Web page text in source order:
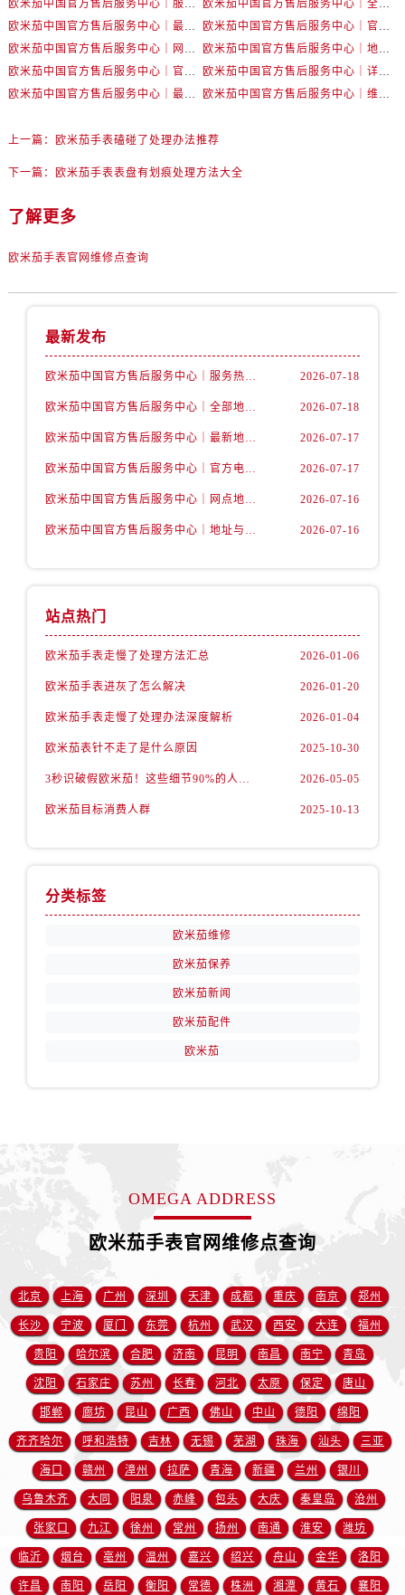
辽宁省丹东市振兴区七经街售后服务中心（需提前预约）
辽宁省抚顺市新抚区东一路售后服务中心（需提前预约）
辽宁省阜新市海州区解放大街售后服务中心（需提前预约）
北京市东城区东长安街1号王府井东方广场W3座6层602室售后服务中心（需提前预约）
内蒙古自治区包头市青山区幸福路甲3号王府井百货名表维修售后服务中心（需提前预约）
内蒙古自治区锡林郭勒盟市锡林浩特市光明街与额尔敦路交叉口售后服务中心（需提前预约）
山西省长治市潞州区英雄中路售后服务中心（需提前预约）
天津市和平区赤峰道136号天津国际金融中心26层2603室售后服务中心（需提前预约）
安徽省宣城市宣州区叠嶂西路售后服务中心（需提前预约）
福建省龙岩市新罗区九一南路售后服务中心（需提前预约）
福建省南平市建阳区人民西路售后服务中心（需提前预约）
福建省宁德市蕉城区天湖东路售后服务中心（需提前预约）
福建省莆田市城厢区霞林街道荔华东大道售后服务中心（需提前预约）
福建省三明市三元区东乾二路售后服务中心（需提前预约）
福建省漳州市龙文区步港路售后服务中心（需提前预约）
江苏省常州市新北区龙锦路1590号现代传媒中心5号楼10层1008室售后服务中心（需提前预约）
江苏省淮安市清江浦区淮海北路售后服务中心（需提前预约）
江苏省连云港市海州区通灌北路售后服务中心（需提前预约）
江苏省南京市秦淮区中山南路1号南京中心22层22-C1-C3室售后服务中心（需提前预约）
江苏省宿迁市宿城区西湖路售后服务中心（需提前预约）
欧米茄中国官方售后服务中心｜服务热线及详细地址权威信息公告（2026年7月最新）
欧米茄中国官方售后服务中心｜全部地址与售后电话权威信息声明（2026年7月最新）
欧米茄中国官方售后服务中心｜最新地址及官方服务热线权威信息公告（2026年7月最新）
欧米茄中国官方售后服务中心｜官方电话和维修地址权威信息公告（2026年7月最新）
欧米茄中国官方售后服务中心｜网点地址和官方热线权威信息通知（2026年7月最新）
欧米茄中国官方售后服务中心｜地址与24小时服务电话权威信息公告（2026年7月最新）
欧米茄中国官方售后服务中心｜官方地址与售后电话权威信息公告（2026年7月最新）
欧米茄中国官方售后服务中心｜详细地址与官方电话权威信息通告（2026年7月最新）
欧米茄中国官方售后服务中心｜最新热线电话与地址权威信息公告（2026年7月最新）
欧米茄中国官方售后服务中心｜维修地址与售后服务电话权威信息声明（2026年7月最新）
上一篇： 欧米茄手表磕碰了处理办法推荐
下一篇： 欧米茄手表表盘有划痕处理方法大全
了解更多
欧米茄手表官网维修点查询
最新发布
欧米茄中国官方售后服务中心｜服务热线及详细地址权威信息公告（2026年7月最新） 2026-07-18
欧米茄中国官方售后服务中心｜全部地址与售后电话权威信息声明（2026年7月最新） 2026-07-18
欧米茄中国官方售后服务中心｜最新地址及官方服务热线权威信息公告（2026年7月最新） 2026-07-17
欧米茄中国官方售后服务中心｜官方电话和维修地址权威信息公告（2026年7月最新） 2026-07-17
欧米茄中国官方售后服务中心｜网点地址和官方热线权威信息通知（2026年7月最新） 2026-07-16
欧米茄中国官方售后服务中心｜地址与24小时服务电话权威信息公告（2026年7月最新） 2026-07-16
站点热门
欧米茄手表走慢了处理方法汇总 2026-01-06
欧米茄手表进灰了怎么解决 2026-01-20
欧米茄手表走慢了处理办法深度解析 2026-01-04
欧米茄表针不走了是什么原因 2025-10-30
3秒识破假欧米茄！这些细节90%的人都忽略了 2026-05-05
欧米茄目标消费人群 2025-10-13
分类标签
欧米茄维修
欧米茄保养
欧米茄新闻
欧米茄配件
欧米茄
OMEGA ADDRESS
欧米茄手表官网维修点查询
北京 上海 广州 深圳 天津 成都 重庆 南京 郑州
长沙 宁波 厦门 东莞 杭州 武汉 西安 大连 福州
贵阳 哈尔滨 合肥 济南 昆明 南昌 南宁 青岛
沈阳 石家庄 苏州 长春 河北 太原 保定 唐山
邯郸 廊坊 昆山 广西 佛山 中山 德阳 绵阳
齐齐哈尔 呼和浩特 吉林 无锡 芜湖 珠海 汕头 三亚
海口 赣州 漳州 拉萨 青海 新疆 兰州 银川
乌鲁木齐 大同 阳泉 赤峰 包头 大庆 秦皇岛 沧州
张家口 九江 徐州 常州 扬州 南通 淮安 潍坊
临沂 烟台 亳州 温州 嘉兴 绍兴 舟山 金华 洛阳
许昌 南阳 岳阳 衡阳 常德 株洲 湘潭 黄石 襄阳